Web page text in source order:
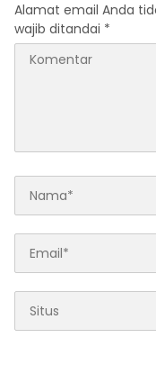
Alamat email Anda
wajib ditandai *